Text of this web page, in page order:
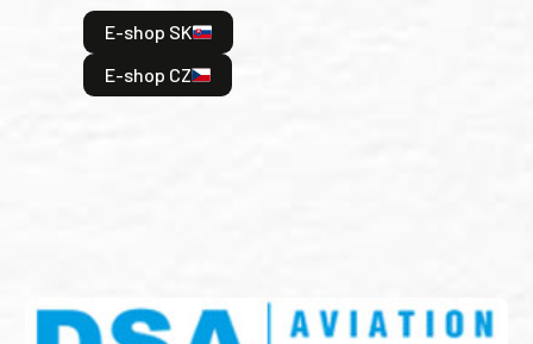
E-shop SK
E-shop CZ